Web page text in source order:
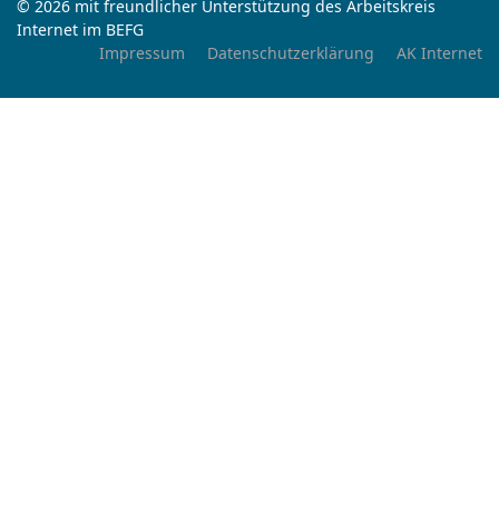
© 2026 mit freundlicher Unterstützung des Arbeitskreis
Internet im BEFG
Impressum
Datenschutzerklärung AK Internet